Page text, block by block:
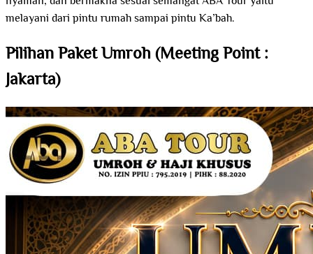
melayani dari pintu rumah sampai pintu Ka’bah.
Pilihan Paket Umroh (Meeting Point :
Jakarta)